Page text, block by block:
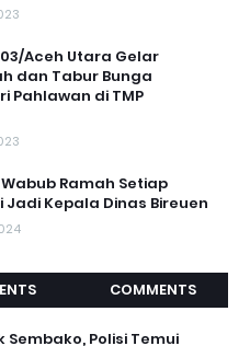
Aceh Utara Gelar
dan Tabur Bunga
Pahlawan di TMP
Ramah Setiap
Jadi Kepala Dinas Bireuen
COMMENTS
Sembako, Polisi Temui